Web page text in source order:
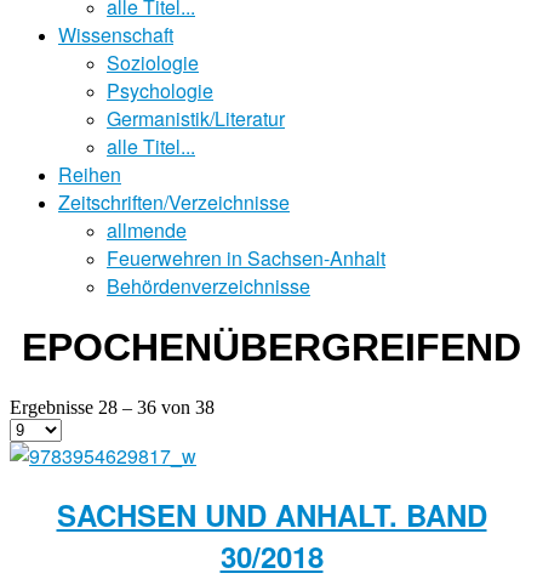
alle Titel...
Wissenschaft
Soziologie
Psychologie
Germanistik/Literatur
alle Titel...
Reihen
Zeitschriften/Verzeichnisse
allmende
Feuerwehren in Sachsen-Anhalt
Behördenverzeichnisse
EPOCHENÜBERGREIFEND
Ergebnisse 28 – 36 von 38
SACHSEN UND ANHALT. BAND
30/2018